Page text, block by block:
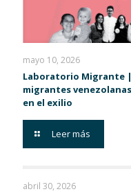
mayo 10, 2026
Laboratorio Migrante
migrantes
en el exilio
Leer más
abril 30, 2026